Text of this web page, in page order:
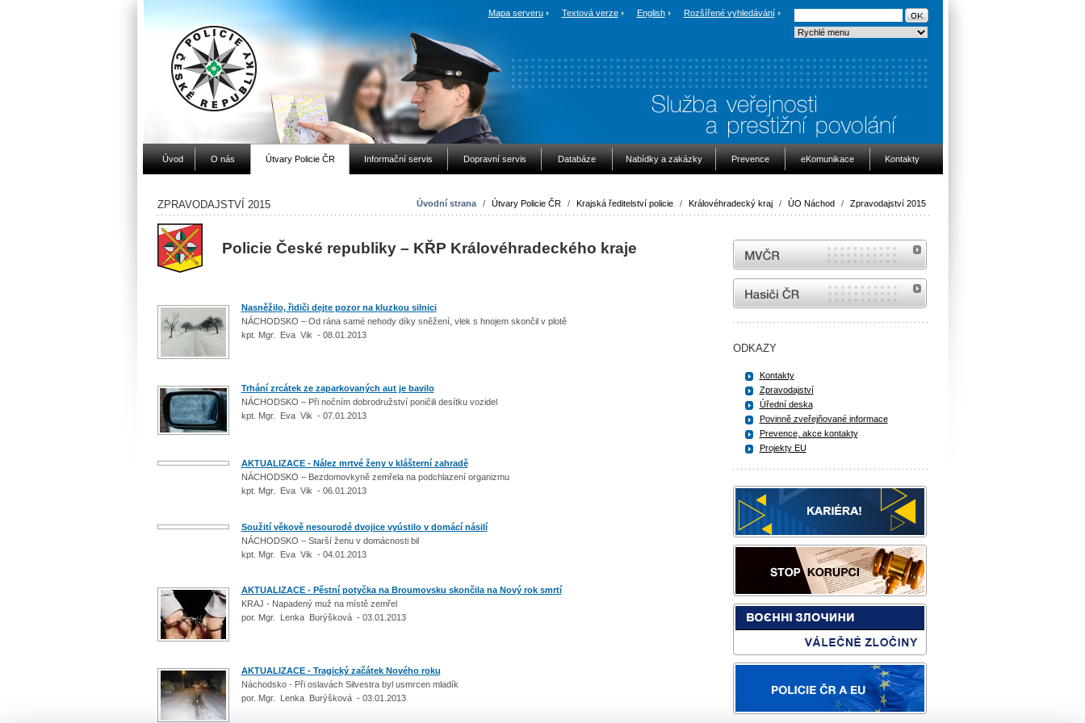
Mapa serveru Textová verze English Rozšířené vyhledávání
Úvod O nás Útvary Policie ČR Informační servis Dopravní servis Databáze Nabídky a zakázky Prevence eKomunikace Kontakty
Úvodní strana / Útvary Policie ČR / Krajská ředitelství policie / Královéhradecký kraj / ÚO Náchod / Zpravodajství 2015
ZPRAVODAJSTVÍ 2015
Policie České republiky – KŘP Královéhradeckého kraje
Nasněžilo, řidiči dejte pozor na kluzkou silnici
NÁCHODSKO – Od rána samé nehody díky sněžení, vlek s hnojem skončil v plotě
kpt. Mgr. Eva Vik - 08.01.2013
Trhání zrcátek ze zaparkovaných aut je bavilo
NÁCHODSKO – Při nočním dobrodružství poničili desítku vozidel
kpt. Mgr. Eva Vik - 07.01.2013
AKTUALIZACE - Nález mrtvé ženy v klášterní zahradě
NÁCHODSKO – Bezdomovkyně zemřela na podchlazení organizmu
kpt. Mgr. Eva Vik - 06.01.2013
Soužití věkově nesourodé dvojice vyústilo v domácí násilí
NÁCHODSKO – Starší ženu v domácnosti bil
kpt. Mgr. Eva Vik - 04.01.2013
AKTUALIZACE - Pěstní potyčka na Broumovsku skončila na Nový rok smrtí
KRAJ - Napadený muž na místě zemřel
por. Mgr. Lenka Burýšková - 03.01.2013
AKTUALIZACE - Tragický začátek Nového roku
Náchodsko - Při oslavách Silvestra byl usmrcen mladík
por. Mgr. Lenka Burýšková - 03.01.2013
MVČR
internetové stránky Hasiči ČR
ODKAZY
Kontakty
Zpravodajství
Úřední deska
Povinně zveřejňované informace
Prevence, akce kontakty
Projekty EU